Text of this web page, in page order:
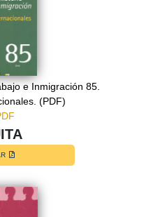
e Inmigración 85.
(PDF)